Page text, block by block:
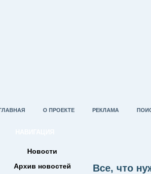
О ПРОЕКТЕ РЕКЛАМА
Новости
Архив новостей
Все, что